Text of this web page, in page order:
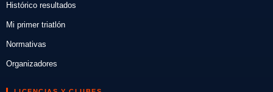
Histórico resultados
Mi primer triatlón
Normativas
Organizadores